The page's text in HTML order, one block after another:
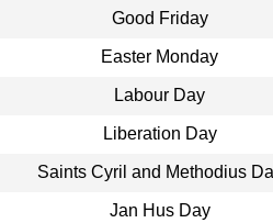
Good Friday
Easter Monday
Labour Day
Liberation Day
Saints Cyril and Methodius
Jan Hus Day